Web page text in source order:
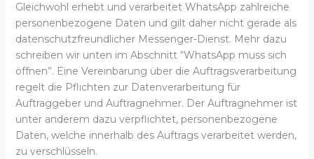
Gleichwohl erhebt und verarbeitet WhatsApp zahlreiche
personenbezogene Daten und gilt daher nicht gerade als
datenschutzfreundlicher Messenger-Dienst. Mehr dazu
schreiben wir unten im Abschnitt “WhatsApp muss sich
öffnen”. Eine Vereinbarung über die Auftragsverarbeitung
regelt die Pflichten zur Datenverarbeitung für
Auftraggeber und Auftragnehmer. Der Auftragnehmer ist
unter anderem dazu verpflichtet, personenbezogene
Daten, welche innerhalb des Auftrags verarbeitet werden,
zu verschlüsseln.